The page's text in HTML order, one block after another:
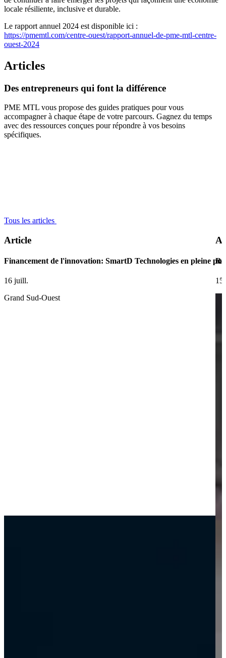
locale résiliente, inclusive et durable.
Le rapport annuel 2024 est disponible ici :
https://pmemtl.com/centre-ouest/rapport-annuel-de-pme-mtl-centre-
ouest-2024
Articles
Des entrepreneurs qui font la différence
PME MTL vous propose des guides pratiques pour vous
accompagner à chaque étape de votre parcours. Gagnez du temps
avec des ressources conçues pour répondre à vos besoins
spécifiques.
Tous les articles
Article
Financement de l'innovation: SmartD Technologies en pleine
16 juill.
Grand Sud-Ouest
15